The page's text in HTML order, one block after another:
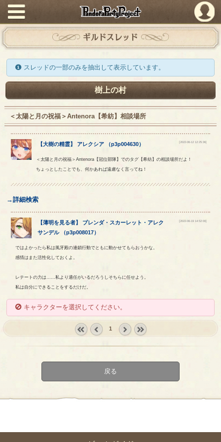
PandoraPartyProject
ギルドスレッド
スレッドの一部のみを抽出して表示しています。
樹上の村
＜太陽と月の祝福＞Antenora【希紡】相談場所
【大樹の精霊】 アレクシア （p3p004630） [2022-06-12 12:25:36]
＜太陽と月の祝福＞Antenora【冠位部隊】でのタグ【希紡】の相談場所だよ！
ちょっとしたことでも、何かあれば遠慮なく言ってね！
→詳細検索
【薄明を見る者】 ブレンダ・ スカーレット ・ アレク
サンデル（p3p008017）
[2022-06-19 14:52:00]
ではよかったら私は風牙殿の連鎖行動でともに動かせてもらおうかな。
感情はまた活性化しておくよ。
レテートの力は……私より適任がいるだろうしそちらに任せよう。
私は自分にできることをするだけだ。
キャラクターを選択してください。
1
戻る